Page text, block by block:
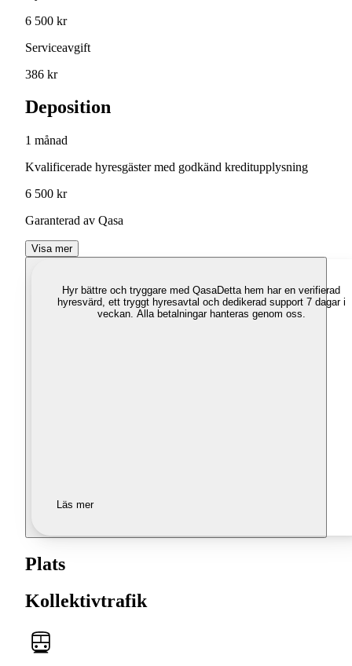
6 500 kr
Serviceavgift
386 kr
Deposition
1 månad
Kvalificerade hyresgäster med godkänd kreditupplysning
6 500 kr
Garanterad av Qasa
Visa mer
Hyr bättre och tryggare med QasaDetta hem har en verifierad
hyresvärd, ett tryggt hyresavtal och dedikerad support 7 dagar i
veckan. Alla betalningar hanteras genom oss.
Läs mer
Plats
Kollektivtrafik